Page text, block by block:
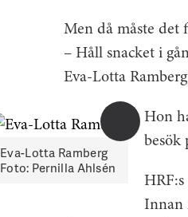
Men då måste det
– Håll snacket i
Eva-Lotta
Eva-Lotta Ramberg
Foto: Pernilla Ahlsén
Hon
besök
Innan